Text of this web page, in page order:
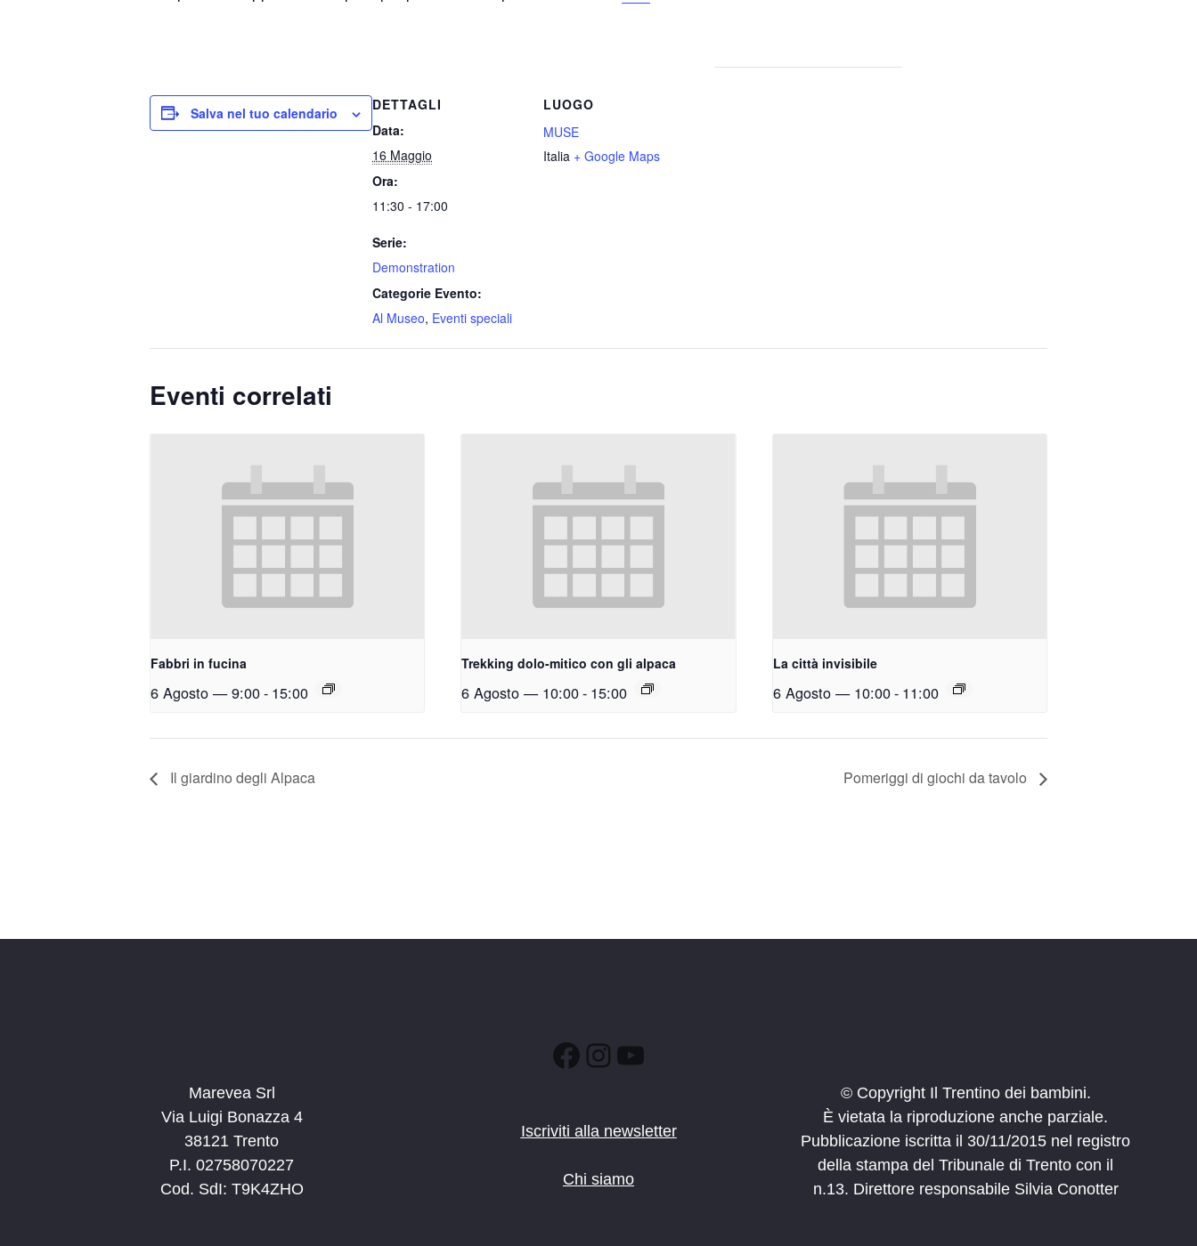
Salva nel tuo calendario
DETTAGLI
Data:
16 Maggio
Ora:
11:30 - 17:00
Serie:
Demonstration
Categorie Evento:
Al Museo, Eventi speciali
LUOGO
MUSE
Italia + Google Maps
Eventi correlati
Fabbri in fucina
6 Agosto — 9:00- 15:00
Trekking dolo-mitico con gli alpaca
6 Agosto — 10:00- 15:00
La città invisibile
6 Agosto — 10:00- 11:00
Il giardino degli Alpaca Pomeriggi di giochi da tavolo
Marevea Srl
Via Luigi Bonazza 4
38121 Trento
P.I. 02758070227
Cod. SdI: T9K4ZHO
Facebook
Instagram
YouTube
Iscriviti alla newsletter
Chi siamo
© Copyright Il Trentino dei bambini.
È vietata la riproduzione anche parziale.
Pubblicazione iscritta il 30/11/2015 nel registro
della stampa del Tribunale di Trento con il
n.13. Direttore responsabile Silvia Conotter